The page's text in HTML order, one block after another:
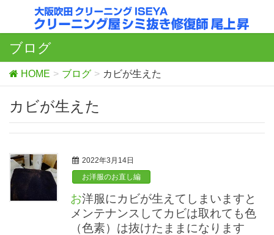
ブログ
HOME ブログ カビが生えた
カビが生えた
2022年3月14日
お洋服のお直し編
お洋服にカビが生えてしまいますと
メンテナンスしてカビは取れても色
（色素）は抜けたままになります